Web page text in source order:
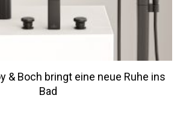
& Boch bringt eine neue Ruhe ins
Bad